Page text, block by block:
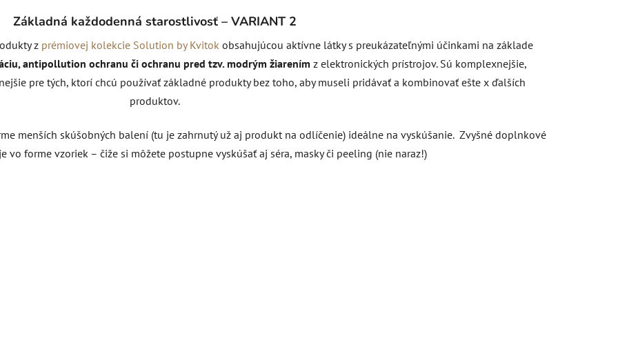
Základná každodenná starostlivosť – VARIANT 2
z prémiovej kolekcie Solution by Kvitok obsahujúcou aktívne látky s preukázateľnými účinkami na základe
antipollution ochranu či ochranu pred tzv. modrým žiarením z elektronických prístrojov. Sú komplexnejšie,
pre tých, ktorí chcú používať základné produkty bez toho, aby museli pridávať a kombinovať ešte x ďalších
produktov.
menších skúšobných balení (tu je zahrnutý už aj produkt na odlíčenie) ideálne na vyskúšanie. Zvyšné doplnkové
vo forme vzoriek – čiže si môžete postupne vyskúšať aj séra, masky či peeling (nie naraz!)